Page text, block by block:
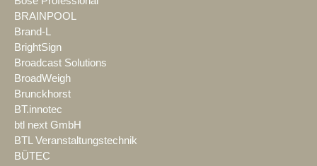
BRAINPOOL
Brand-L
BrightSign
Broadcast Solutions
BroadWeigh
Brunckhorst
BT.innotec
btl next GmbH
BTL Veranstaltungstechnik
BÜTEC